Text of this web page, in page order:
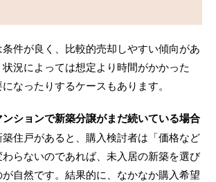
件が良く、比較的売却しやすい傾向があ
況によっては想定より時間がかかった
なったりするケースもあります。
ンションで新築分譲がまだ続いている場合
住戸があると、購入検討者は「価格など
らないのであれば、未入居の新築を選び
自然です。結果的に、なかなか購入希望